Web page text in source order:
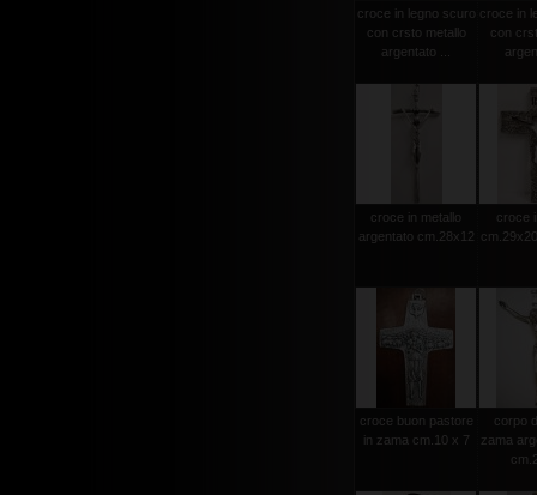
croce in legno scuro
con crsto metallo
argentato ...
croce in
con
croce in metallo
argentato cm.28x12
croce
croce buon pastore
in zama cm.10 x 7
corpo
zama